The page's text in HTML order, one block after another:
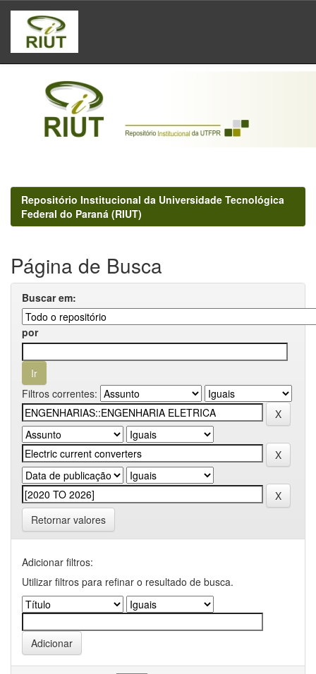
Skip
navigation
Repositório Institucional da Universidade Tecnológica
Federal do Paraná (RIUT)
Página de Busca
Buscar em:
por
Filtros correntes:
Retornar valores
Adicionar filtros:
Utilizar filtros para refinar o resultado de busca.